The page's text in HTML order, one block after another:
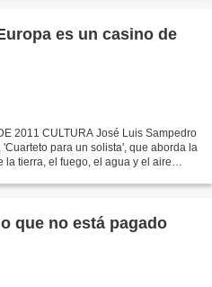
es un casino de
2011 CULTURA José Luis Sampedro
para un solista', que aborda la
tierra, el fuego, el agua y el aire
que no está pagado